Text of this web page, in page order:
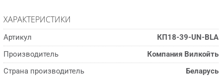
ХАРАКТЕРИСТИКИ
Артикул
КП18-39-UN-BLA
Производитель
Компания Вилкойть
Страна производитель
Беларусь